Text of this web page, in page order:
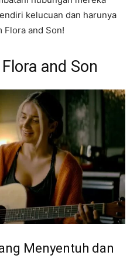
kelucuan dan harunya
Flora and Son!
and Son
Menyentuh dan